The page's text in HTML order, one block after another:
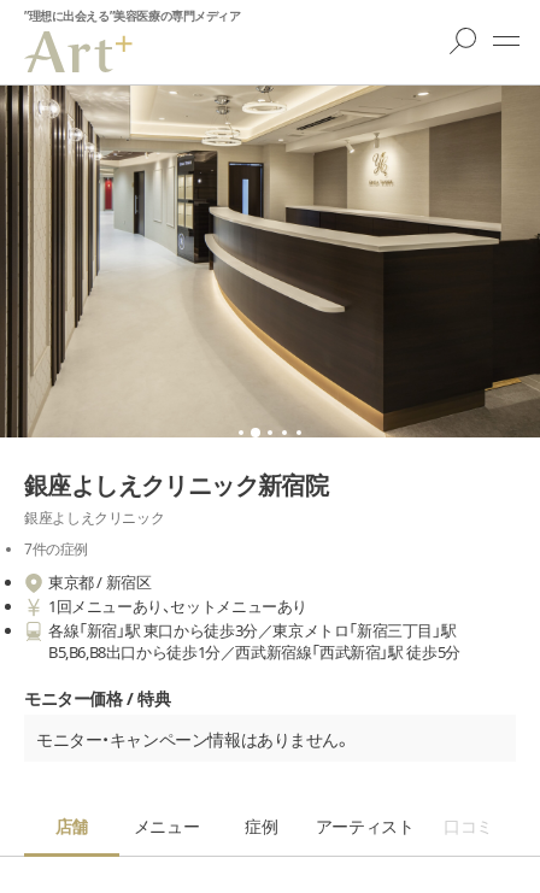
”理想に出会える”美容医療の専門メディア
銀座よしえクリニック新宿院
銀座よしえクリニック
7件の症例
東京都 / 新宿区
1回メニューあり、セットメニューあり
各線「新宿」駅 東口から徒歩3分／東京メトロ「新宿三丁目」駅
B5,B6,B8出口から徒歩1分／西武新宿線「西武新宿」駅 徒歩5分
モニター価格 / 特典
モニター・キャンペーン情報はありません。
店舗 メニュー 症例 アーティスト 口コミ